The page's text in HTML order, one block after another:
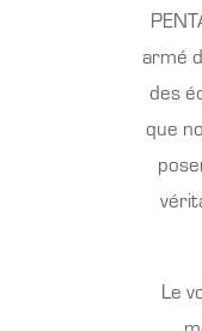
armé
des
que
Le